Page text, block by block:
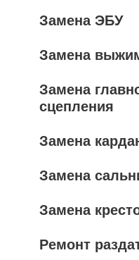
Замена ЭБУ
Замена
Замена
сцепления
Замена
Замена
Замена
Ремонт